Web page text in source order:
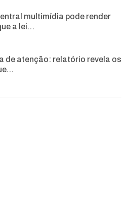
multimídia pode render
a lei…
de atenção: relatório revela os